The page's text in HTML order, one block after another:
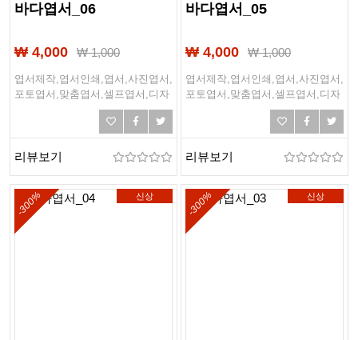
바다엽서_06
₩ 4,000 ₩1,000
엽서제작,엽서인쇄,엽서,사진엽서,
포토엽서,맞춤엽서,셀프엽서,디자
인엽서,여행엽서,여행,바다,바닷
가,해변,여름,해외여행
리뷰보기
바다엽서_05
₩ 4,000 ₩1,000
엽서제작,엽서인쇄,엽서,사진엽서,
포토엽서,맞춤엽서,셀프엽서,디자
인엽서,여행엽서,여행,바다,바닷
가,해변,여름,해외여행
리뷰보기
신상
-300% 신상
-300%